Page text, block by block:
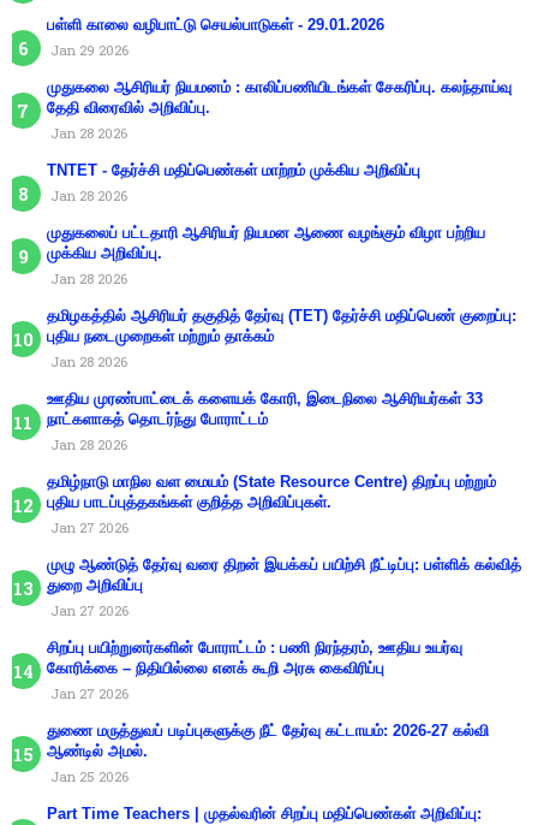
பள்ளி காலை வழிபாட்டு செயல்பாடுகள் - 29.01.2026
Jan 29 2026
முதுகலை ஆசிரியர் நியமனம் : காலிப்பணியிடங்கள் சேகரிப்பு. கலந்தாய்வு
தேதி விரைவில் அறிவிப்பு.
Jan 28 2026
TNTET - தேர்ச்சி மதிப்பெண்கள் மாற்றம் முக்கிய அறிவிப்பு
Jan 28 2026
முதுகலைப் பட்டதாரி ஆசிரியர் நியமன ஆணை வழங்கும் விழா பற்றிய
முக்கிய அறிவிப்பு.
Jan 28 2026
தமிழகத்தில் ஆசிரியர் தகுதித் தேர்வு (TET) தேர்ச்சி மதிப்பெண் குறைப்பு:
புதிய நடைமுறைகள் மற்றும் தாக்கம்
Jan 28 2026
ஊதிய முரண்பாட்டைக் களையக் கோரி, இடைநிலை ஆசிரியர்கள் 33
நாட்களாகத் தொடர்ந்து போராட்டம்
Jan 28 2026
தமிழ்நாடு மாநில வள மையம் (State Resource Centre) திறப்பு மற்றும்
புதிய பாடப்புத்தகங்கள் குறித்த அறிவிப்புகள்.
Jan 27 2026
முழு ஆண்டுத் தேர்வு வரை திறன் இயக்கப் பயிற்சி நீட்டிப்பு: பள்ளிக் கல்வித்
துறை அறிவிப்பு
Jan 27 2026
சிறப்பு பயிற்றுனர்களின் போராட்டம் : பணி நிரந்தரம், ஊதிய உயர்வு
கோரிக்கை – நிதியில்லை எனக் கூறி அரசு கைவிரிப்பு
Jan 27 2026
துணை மருத்துவப் படிப்புகளுக்கு நீட் தேர்வு கட்டாயம்: 2026-27 கல்வி
ஆண்டில் அமல்.
Jan 25 2026
Part Time Teachers | முதல்வரின் சிறப்பு மதிப்பெண்கள் அறிவிப்பு: